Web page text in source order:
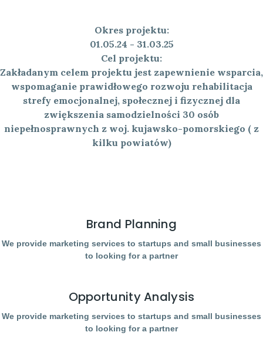
Okres projektu:
01.05.24 - 31.03.25
Cel projektu:
Zakładanym celem projektu jest zapewnienie wsparcia,
wspomaganie prawidłowego rozwoju rehabilitacja
strefy emocjonalnej, społecznej i fizycznej dla
zwiększenia samodzielności 30 osób
niepełnosprawnych z woj. kujawsko-pomorskiego ( z
kilku powiatów)
Brand Planning
We provide marketing services to startups and small businesses
to looking for a partner
Opportunity Analysis
We provide marketing services to startups and small businesses
to looking for a partner